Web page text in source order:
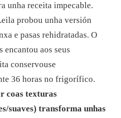
unha receita impecable.
probou unha versión
e pasas rehidratadas. O
encantou aos seus
conservouse
36 horas no frigorífico.
coas texturas
suaves) transforma unhas